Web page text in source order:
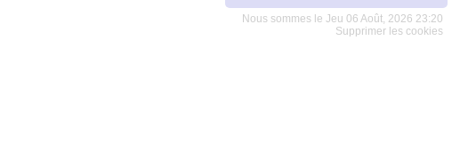
Nous sommes le Jeu 06 Août, 2026 23:20
Supprimer les cookies